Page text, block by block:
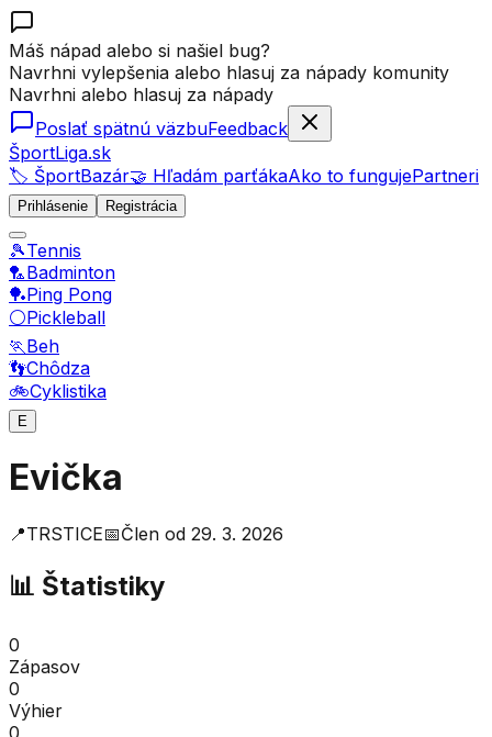
Máš nápad alebo si našiel bug?
Navrhni vylepšenia alebo hlasuj za nápady komunity
Navrhni alebo hlasuj za nápady
Poslať spätnú väzbuFeedback
ŠportLiga.sk
🏷️ ŠportBazár🤝 Hľadám parťákaAko to fungujePartneri
Prihlásenie Registrácia
🎾Tennis
🏸Badminton
🏓Ping Pong
⚪Pickleball
🏃Beh
👣Chôdza
🚲Cyklistika
E
Evička
📍TRSTICE📅Člen od 29. 3. 2026
📊 Štatistiky
0
Zápasov
0
Výhier
0